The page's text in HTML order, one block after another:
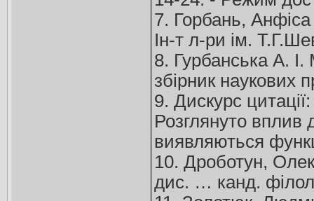
7. Горбань,
Ін-т л-ри ім.
8. Гурбанська А.
збірник наукових
9. Дискурс
Розглянуто вплив
виявляються
10. Дроботун,
дис. … канд.